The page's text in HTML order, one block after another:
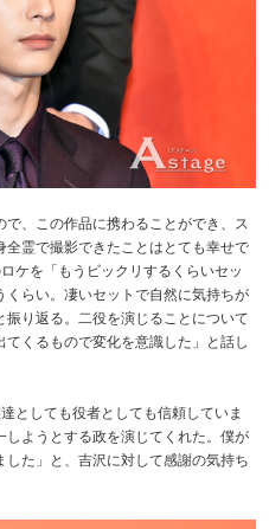
、この作品に携わることができ、ス
霊で撮影できたことはとても幸せで
ケを「もうビックリするくらいセッ
くらい。凄いセットで自然に気持ちが
振り返る。二役を演じることについて
くるもので変化を意識した」と話し
としても役者としても信頼していま
ようとする政を演じてくれた。僕が
た」と、吉沢に対して感謝の気持ち